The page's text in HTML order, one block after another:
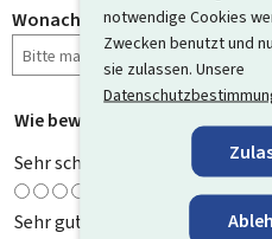
notwendige Cookies
Zwecken benutzt und
sie zulassen. Unsere
Wonach haben Sie gesucht?
Wie bewerten Sie diese Seite? *
Sehr schlecht
Sehr gut